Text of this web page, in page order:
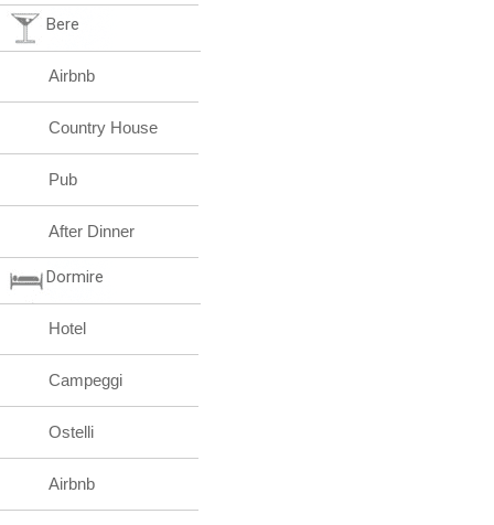
Bere
Airbnb
Country House
Pub
After Dinner
Dormire
Hotel
Campeggi
Ostelli
Airbnb